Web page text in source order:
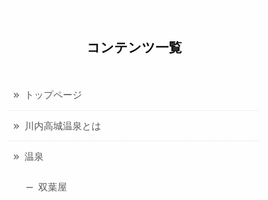
コンテンツ一覧
トップページ
川内高城温泉とは
温泉
双葉屋